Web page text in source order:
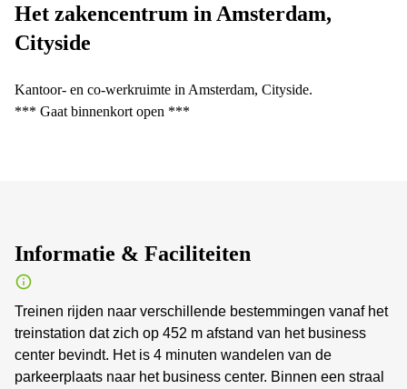
Het zakencentrum in Amsterdam,
Cityside
Kantoor- en co-werkruimte in Amsterdam, Cityside.
*** Gaat binnenkort open ***
Informatie & Faciliteiten
Treinen rijden naar verschillende bestemmingen vanaf het
treinstation dat zich op 452 m afstand van het business
center bevindt. Het is 4 minuten wandelen van de
parkeerplaats naar het business center. Binnen een straal